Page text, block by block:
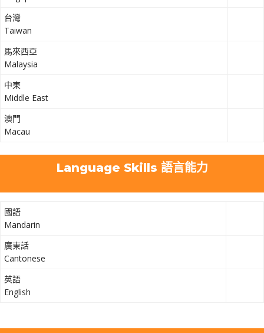
台灣
Taiwan
馬來西亞
Malaysia
中東
Middle East
澳門
Macau
Language Skills 語言能力
國語
Mandarin
廣東話
Cantonese
英語
English